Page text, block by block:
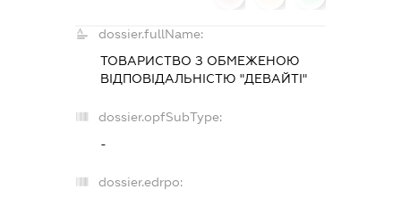
dossier.fullName:
ТОВАРИСТВО З ОБМЕЖЕНОЮ
ВІДПОВІДАЛЬНІСТЮ "ДЕВАЙТІ"
dossier.opfSubType:
-
dossier.edrpo: